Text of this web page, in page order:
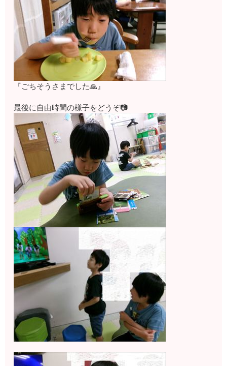
『ごちそうさまでした🙏』
最後に自由時間の様子をどうぞ📷